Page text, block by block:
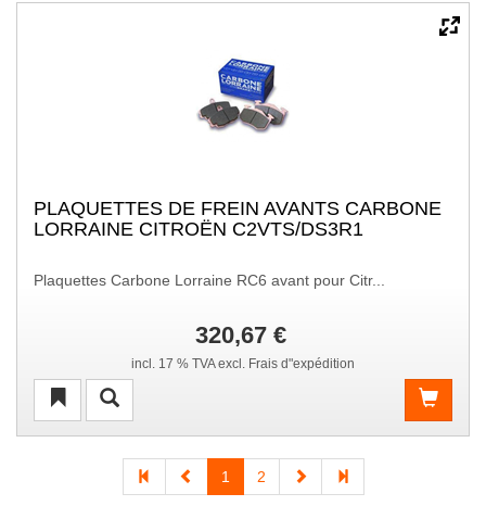
PLAQUETTES DE FREIN AVANTS CARBONE
LORRAINE CITROËN C2VTS/DS3R1
Plaquettes Carbone Lorraine RC6 avant pour Citr...
320,67 €
incl. 17 % TVA excl. Frais d"expédition
1 2